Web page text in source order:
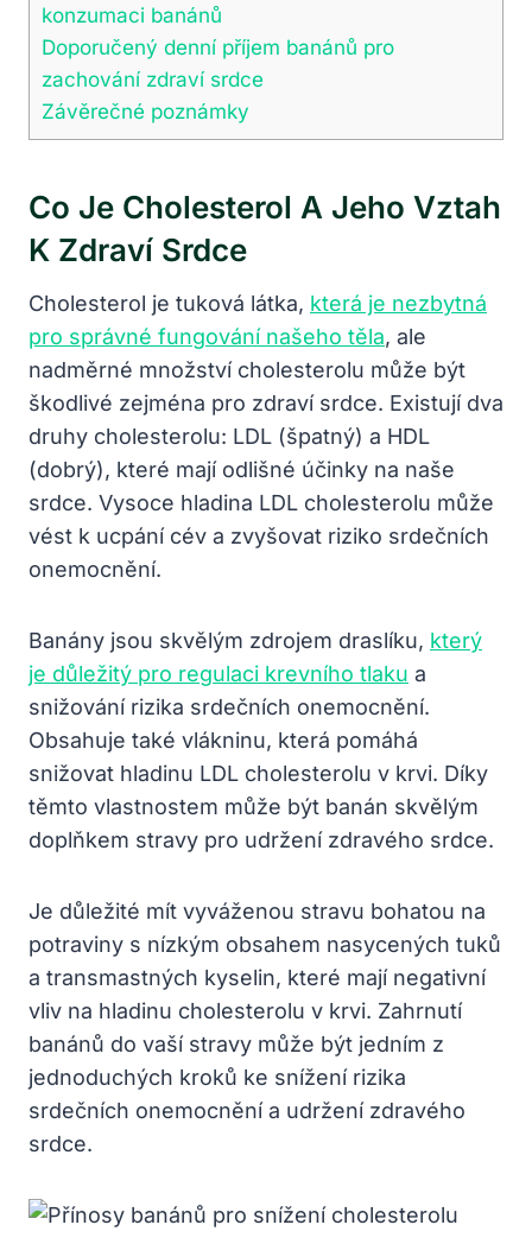
konzumaci banánů
Doporučený denní příjem banánů pro
zachování zdraví srdce
Závěrečné poznámky
Co Je Cholesterol A Jeho Vztah
K Zdraví Srdce
Cholesterol je tuková látka, která je nezbytná
pro správné fungování našeho těla, ale
nadměrné množství cholesterolu může být
škodlivé zejména pro zdraví srdce. Existují dva
druhy cholesterolu: LDL (špatný) a HDL
(dobrý), které mají odlišné účinky na naše
srdce. Vysoce hladina LDL cholesterolu může
vést k ucpání cév a zvyšovat riziko srdečních
onemocnění.
Banány jsou skvělým zdrojem draslíku, který
je důležitý pro regulaci krevního tlaku a
snižování rizika srdečních onemocnění.
Obsahuje také vlákninu, která pomáhá
snižovat hladinu LDL cholesterolu v krvi. Díky
těmto vlastnostem může být banán skvělým
doplňkem stravy pro udržení zdravého srdce.
Je důležité mít vyváženou stravu bohatou na
potraviny s nízkým obsahem nasycených tuků
a transmastných kyselin, které mají negativní
vliv na hladinu cholesterolu v krvi. Zahrnutí
banánů do vaší stravy může být jedním z
jednoduchých kroků ke snížení rizika
srdečních onemocnění a udržení zdravého
srdce.